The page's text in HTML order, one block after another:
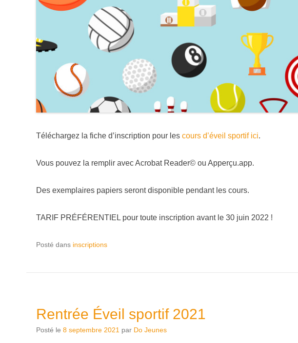
Téléchargez la fiche d’inscription pour les cours d’éveil sportif ici.
Vous pouvez la remplir avec Acrobat Reader© ou Apperçu.app.
Des exemplaires papiers seront disponible pendant les cours.
TARIF PRÉFÉRENTIEL pour toute inscription avant le 30 juin 2022 !
Posté dans inscriptions
Rentrée Éveil sportif 2021
Posté le 8 septembre 2021par Do Jeunes